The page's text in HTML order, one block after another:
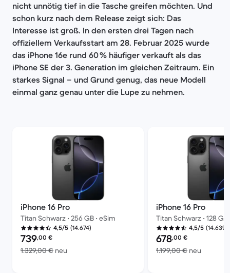
nicht unnötig tief in die Tasche greifen möchten. Und
schon kurz nach dem Release zeigt sich: Das
Interesse ist groß. In den ersten drei Tagen nach
offiziellem Verkaufsstart am 28. Februar 2025 wurde
das iPhone 16e rund 60 % häufiger verkauft als das
iPhone SE der 3. Generation im gleichen Zeitraum. Ein
starkes Signal – und Grund genug, das neue Modell
einmal ganz genau unter die Lupe zu nehmen.
iPhone 16 Pro
Titan Schwarz • 256 GB • eSim
4,5/5 (14.674)
Preis des erneuerten Produkts:
739,00 €
1.329,00 € neu Im Vergleich zum Neupreis von 1.329,00 €
iPhone 16 Pro
Titan Schwarz • 128 GB
4,5/5 (14.639)
Preis des erneuerten
678,00 €
1.199,00 € neu